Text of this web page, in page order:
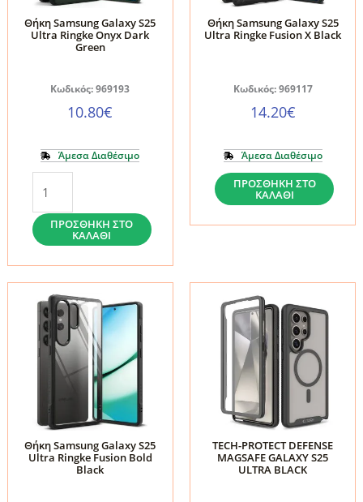
Θήκη Samsung Galaxy S25
Ultra Ringke Onyx Dark
Green
Κωδικός: 969193
10.80€
Άμεσα Διαθέσιμο
Galaxy
S25
Ultra
Ringke
Onyx
Dark
Green
ποσότητα
ΠΡΟΣΘΉΚΗ ΣΤΟ
ΚΑΛΆΘΙ
Θήκη Samsung Galaxy S25
Ultra Ringke Fusion X Black
Κωδικός: 969117
14.20€
Άμεσα Διαθέσιμο
Θήκη
Samsung
Galaxy
Ringke
Fusion
Black
ποσότητα
ΠΡΟΣΘΉΚΗ ΣΤΟ
ΚΑΛΆΘΙ
Θήκη Samsung Galaxy S25
Ultra Ringke Fusion Bold
Black
TECH-PROTECT DEFENSE
MAGSAFE GALAXY S25
ULTRA BLACK